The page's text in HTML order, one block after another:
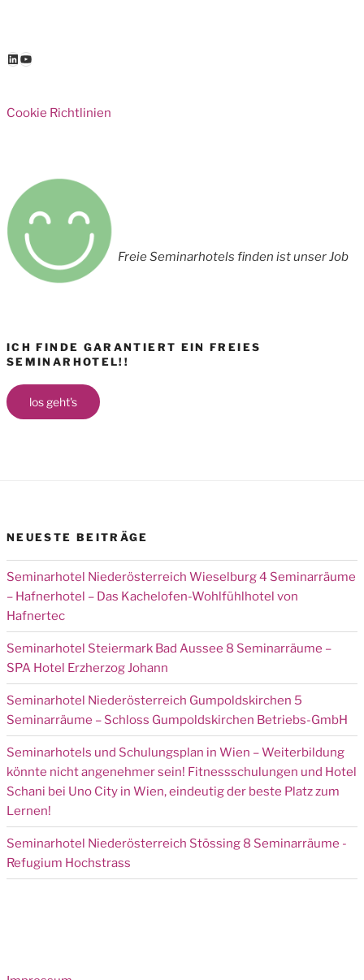
LinkedIn
YouTube
Cookie Richtlinien
Freie Seminarhotels finden ist unser Job
ICH FINDE GARANTIERT EIN FREIES
SEMINARHOTEL!!
los geht's
NEUESTE BEITRÄGE
Seminarhotel Niederösterreich Wieselburg 4 Seminarräume
– Hafnerhotel – Das Kachelofen-Wohlfühlhotel von
Hafnertec
Seminarhotel Steiermark Bad Aussee 8 Seminarräume –
SPA Hotel Erzherzog Johann
Seminarhotel Niederösterreich Gumpoldskirchen 5
Seminarräume – Schloss Gumpoldskirchen Betriebs-GmbH
Seminarhotels und Schulungsplan in Wien – Weiterbildung
könnte nicht angenehmer sein! Fitnessschulungen und Hotel
Schani bei Uno City in Wien, eindeutig der beste Platz zum
Lernen!
Seminarhotel Niederösterreich Stössing 8 Seminarräume -
Refugium Hochstrass